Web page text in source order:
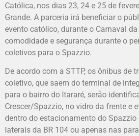
Católica, nos dias 23, 24 e 25 de
Grande. A parceria irá beneficiar o
evento católico, durante o Carnaval
comodidade e segurança durante o
coletivos para o Spazzio.
De acordo com a STTP, os ônibus de
coletivo, que saem do terminal de
para o bairro do Itararé, serão
Crescer/Spazzio, no vidro da frente e
dentro do estacionamento do Spazzio
laterais da BR 104 ou apenas nas